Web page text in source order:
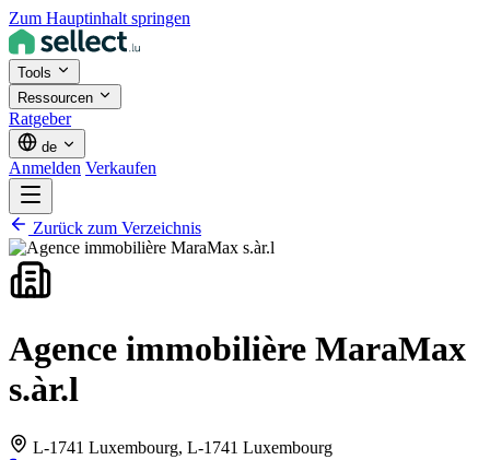
Zum Hauptinhalt springen
Tools
Ressourcen
Ratgeber
de
Anmelden Verkaufen
Zurück zum Verzeichnis
Agence immobilière MaraMax
s.àr.l
L-1741 Luxembourg, L-1741 Luxembourg